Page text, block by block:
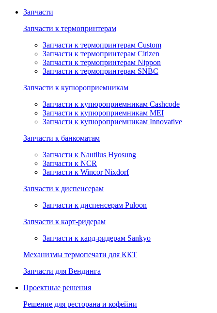
Запчасти
Запчасти к термопринтерам
Запчасти к термопринтерам Custom
Запчасти к термопринтерам Citizen
Запчасти к термопринтерам Nippon
Запчасти к термопринтерам SNBC
Запчасти к купюроприемникам
Запчасти к купюроприемникам Cashcode
Запчасти к купюроприемникам MEI
Запчасти к купюроприемникам Innovative
Запчасти к банкоматам
Запчасти к Nautilus Hyosung
Запчасти к NCR
Запчасти к Wincor Nixdorf
Запчасти к диспенсерам
Запчасти к диспенсерам Puloon
Запчасти к карт-ридерам
Запчасти к кард-ридерам Sankyo
Механизмы термопечати для ККТ
Запчасти для Вендинга
Проектные решения
Решение для ресторана и кофейни